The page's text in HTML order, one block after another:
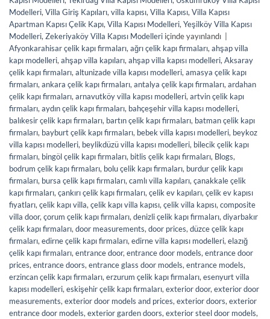
Modelleri, Villa Giriş Kapıları, villa kapısı, Villa Kapısı, Villa Kapısı
Apartman Kapısı Çelik Kapı, Villa Kapısı Modelleri, Yeşilköy Villa Kapısı
Modelleri, Zekeriyaköy Villa Kapısı Modelleri içinde yayınlandı
Afyonkarahisar çelik kapı firmaları, ağrı çelik kapı firmaları, ahşap villa
kapı modelleri, ahşap villa kapıları, ahşap villa kapısı modelleri, Aksaray
çelik kapı firmaları, altunizade villa kapısı modelleri, amasya çelik kapı
firmaları, ankara çelik kapı firmaları, antalya çelik kapı firmaları, ardahan
çelik kapı firmaları, arnavutköy villa kapısı modelleri, artvin çelik kapı
firmaları, aydın çelik kapı firmaları, bahçeşehir villa kapısı modelleri,
balıkesir çelik kapı firmaları, bartın çelik kapı firmaları, batman çelik kapı
firmaları, bayburt çelik kapı firmaları, bebek villa kapısı modelleri, beykoz
villa kapısı modelleri, beylikdüzü villa kapısı modelleri, bilecik çelik kapı
firmaları, bingöl çelik kapı firmaları, bitlis çelik kapı firmaları, Blogs,
bodrum çelik kapı firmaları, bolu çelik kapı firmaları, burdur çelik kapı
firmaları, bursa çelik kapı firmaları, camlı villa kapıları, çanakkale çelik
kapı firmaları, çankırı çelik kapı firmaları, çelik ev kapıları, çelik ev kapısı
fiyatları, çelik kapı villa, çelik kapı villa kapısı, çelik villa kapısı, composite
villa door, çorum çelik kapı firmaları, denizli çelik kapı firmaları, diyarbakır
çelik kapı firmaları, door measurements, door prices, düzce çelik kapı
firmaları, edirne çelik kapı firmaları, edirne villa kapısı modelleri, elazığ
çelik kapı firmaları, entrance door, entrance door models, entrance door
prices, entrance doors, entrance glass door models, entrance models,
erzincan çelik kapı firmaları, erzurum çelik kapı firmaları, esenyurt villa
kapısı modelleri, eskişehir çelik kapı firmaları, exterior door, exterior door
measurements, exterior door models and prices, exterior doors, exterior
entrance door models, exterior garden doors, exterior steel door models,